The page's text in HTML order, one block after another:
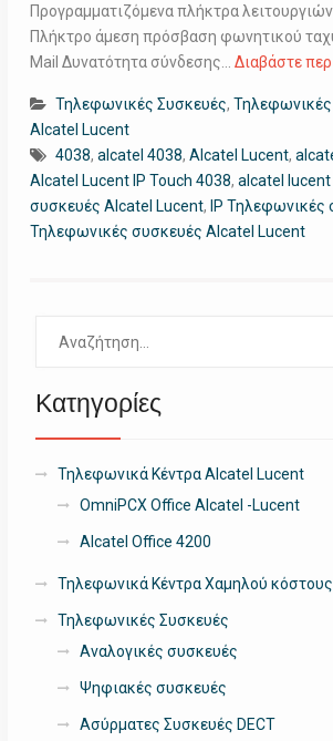
Προγραμματιζόμενα πλήκτρα
Πλήκτρο άμεση πρόσβαση φωνητικού
Mail Δυνατότητα σύνδεσης… Διαβάστε
Τηλεφωνικές Συσκευές, Τηλεφωνικές
Alcatel Lucent
4038, alcatel 4038, Alcatel Lucent,
Alcatel Lucent IP Touch 4038, alcatel lucent
συσκευές Alcatel Lucent, IP Τηλεφωνικές
Τηλεφωνικές συσκευές Alcatel Lucent
για:
Κατηγορίες
Τηλεφωνικά Κέντρα Alcatel Lucent
OmniPCX Office Alcatel -Lucent
Alcatel Office 4200
Τηλεφωνικά Κέντρα Χαμηλού κόστους
Τηλεφωνικές Συσκευές
Αναλογικές συσκευές
Ψηφιακές συσκευές
Ασύρματες Συσκευές DECT